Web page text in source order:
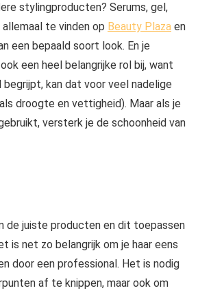
stylingproducten? Serums, gel,
te vinden op Beauty Plaza en
een bepaald soort look. En je
een heel belangrijke rol bij, want
kan dat voor veel nadelige
droogte en vettigheid). Maar als je
versterk je de schoonheid van
de juiste producten en dit toepassen
is net zo belangrijk om je haar eens
door een professional. Het is nodig
af te knippen, maar ook om